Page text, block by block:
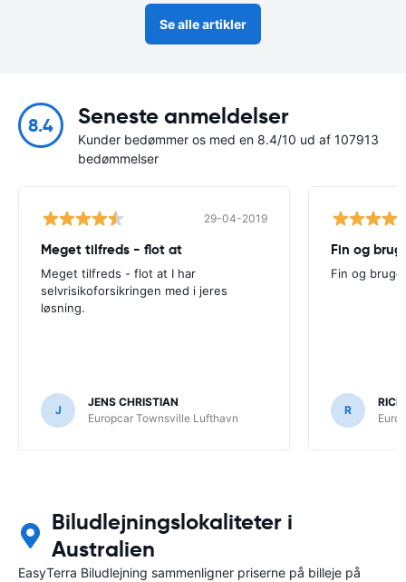
Se alle artikler
8.4 Seneste anmeldelser
Kunder bedømmer os med en 8.4/10 ud af 107913
bedømmelser
29-04-2019
Meget tilfreds - flot at
Meget tilfreds - flot at I har
selvrisikoforsikringen med i jeres
løsning.
J
JENS CHRISTIAN
Europcar Townsville Lufthavn
Fin og
Fin og
R
Biludlejningslokaliteter i
Australien
EasyTerra Biludlejning sammenligner priserne på billeje på